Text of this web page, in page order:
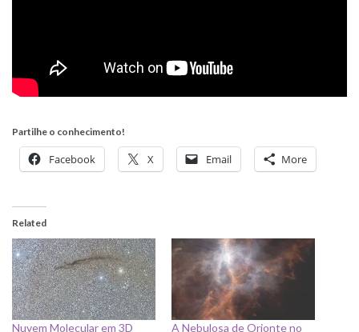
Partilhe o conhecimento!
Facebook X Email More
Related
Nuvem Molecular em 3D
A Nebulosa de Orionte no